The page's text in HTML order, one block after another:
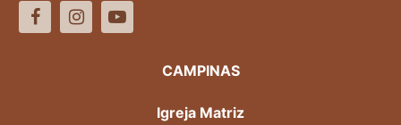
CAMPINAS
Igreja Matriz